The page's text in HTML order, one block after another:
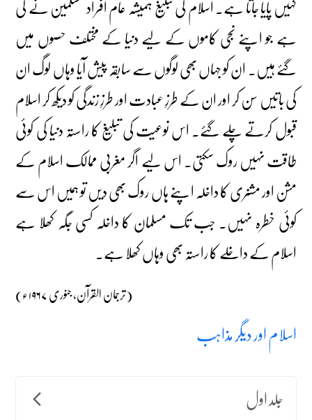
ہے جو اپنے نجی کاموں کے لیے دنیا کے مختلف حصوں میں
گئے ہیں۔ ان کو جہاں بھی لوگوں سے سابقہ پیش آیا وہاں لوگ ان
کی باتیں سن کر اور ان کے طرزِ عبادت اور طرزِ زندگی کو دیکھ کر اسلام
قبول کرتے چلے گئے۔ اس نوعیت کی تبلیغ کا راستہ دنیا کی کوئی
طاقت نہیں روک سکتی۔ اس لیے اگر مغربی ممالک اسلام کے
مشن اور مشنری کا داخلہ اپنے ہاں روک بھی دیں تو ہمیں اس سے
کوئی خطرہ نہیں۔ جب تک مسلمان کا داخلہ کسی جگہ کھلا ہے
اسلام کے داخلے کا راستہ بھی وہاں کھلا ہے۔
(ترجمان القرآن، جنوری ۱۹۶۷ء)
اسلام اور دیگر مذاہب
جلد اول